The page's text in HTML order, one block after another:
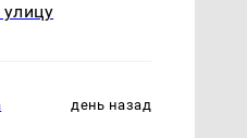
СМИ: В Химках на
день назад